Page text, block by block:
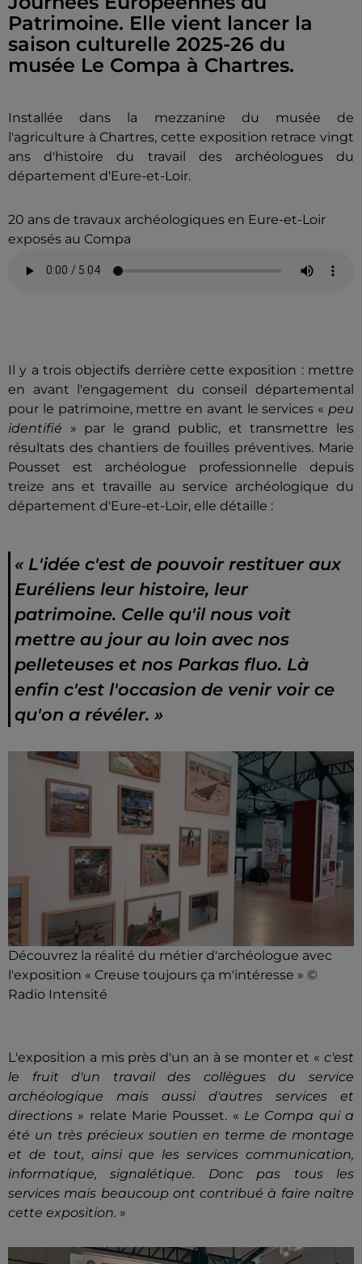
Patrimoine. Elle vient lancer la
saison culturelle 2025-26 du
musée Le Compa à Chartres.
Installée dans la mezzanine du musée de
l'agriculture à Chartres, cette exposition retrace vingt
ans d'histoire du travail des archéologues du
département d'Eure-et-Loir.
20 ans de travaux archéologiques en Eure-et-Loir
exposés au Compa
Il y a trois objectifs derrière cette exposition : mettre
en avant l'engagement du conseil départemental
pour le patrimoine, mettre en avant le services « peu
identifié » par le grand public, et transmettre les
résultats des chantiers de fouilles préventives. Marie
Pousset est archéologue professionnelle depuis
treize ans et travaille au service archéologique du
département d'Eure-et-Loir, elle détaille :
« L'idée c'est de pouvoir restituer aux
Euréliens leur histoire, leur
patrimoine. Celle qu'il nous voit
mettre au jour au loin avec nos
pelleteuses et nos Parkas fluo. Là
enfin c'est l'occasion de venir voir ce
qu'on a révéler. »
Découvrez la réalité du métier d'archéologue avec
l'exposition « Creuse toujours ça m'intéresse » ©
Radio Intensité
L'exposition a mis près d'un an à se monter et « c'est
le fruit d'un travail des collègues du service
archéologique mais aussi d'autres services et
directions » relate Marie Pousset. « Le Compa qui a
été un très précieux soutien en terme de montage
et de tout, ainsi que les services communication,
informatique, signalétique. Donc pas tous les
services mais beaucoup ont contribué à faire naître
cette exposition. »